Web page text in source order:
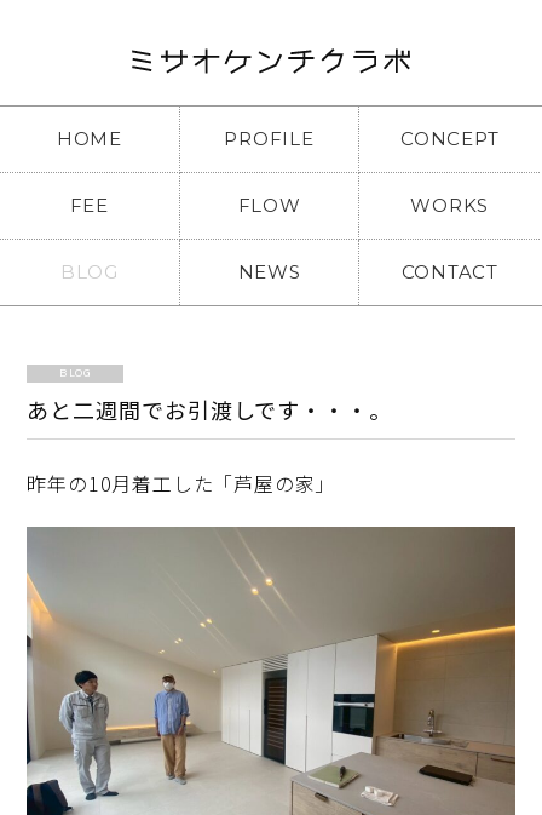
HOME PROFILE CONCEPT
FEE FLOW WORKS
BLOG NEWS CONTACT
BLOG
あと二週間でお引渡しです・・・。
昨年の10月着工した「芦屋の家」